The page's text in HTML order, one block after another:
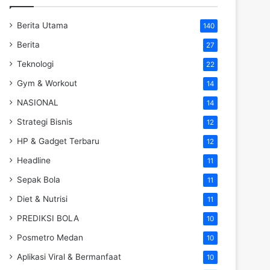
Berita Utama 140
Berita 27
Teknologi 22
Gym & Workout 14
NASIONAL 14
Strategi Bisnis 12
HP & Gadget Terbaru 12
Headline 11
Sepak Bola 11
Diet & Nutrisi 11
PREDIKSI BOLA 10
Posmetro Medan 10
Aplikasi Viral & Bermanfaat 10